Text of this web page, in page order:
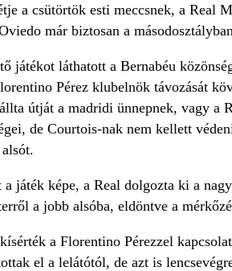
a csütörtök esti meccsnek, a Real
már biztosan a
játékot láthatott a Bernabéu
Pérez klubelnök távozását
útját a madridi ünnepnek, vagy a
de Courtois-nak nem kellett
játék képe, a Real dolgozta ki a
a jobb alsóba, eldöntve a
a Florentino Pérezzel
el a lelátótól, de azt is